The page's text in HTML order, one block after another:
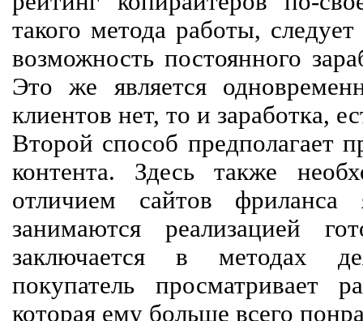
такого метода работы,
возможность постоянного
Это же является
клиентов нет, то и заработка,
Второй способ предполагает
контента. Здесь также
отличием сайтов
занимаются реализацией
заключается в методах
покупатель просматривает
которая ему больше всего